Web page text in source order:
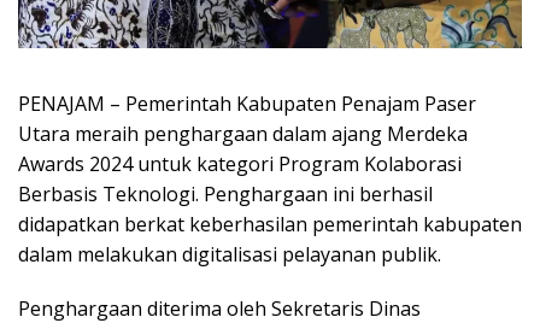
PENAJAM – Pemerintah Kabupaten Penajam Paser
Utara meraih penghargaan dalam ajang Merdeka
Awards 2024 untuk kategori Program Kolaborasi
Berbasis Teknologi. Penghargaan ini berhasil
didapatkan berkat keberhasilan pemerintah kabupaten
dalam melakukan digitalisasi pelayanan publik.
Penghargaan diterima oleh Sekretaris Dinas